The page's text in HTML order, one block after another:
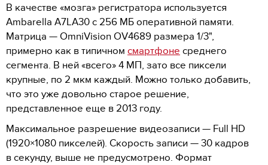
В качестве «мозга» регистратора используется
Ambarella A7LA30 с 256 МБ оперативной памяти.
Матрица — OmniVision OV4689 размера 1/3",
примерно как в типичном смартфоне среднего
сегмента. В ней «всего» 4 МП, зато все пиксели
крупные, по 2 мкм каждый. Можно только добавить,
что это уже довольно старое решение,
представленное еще в 2013 году.
Максимальное разрешение видеозаписи — Full HD
(1920×1080 пикселей). Скорость записи — 30 кадров
в секунду, выше не предусмотрено. Формат